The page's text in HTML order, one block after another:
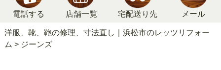
電話する 店舗一覧 宅配送り先 メール
洋服、靴、鞄の修理、寸法直し｜浜松市のレッツリフォー
ム > ジーンズ